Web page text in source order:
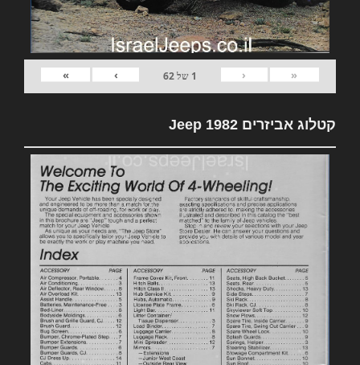
«
‹
1 של62
›
»
קטלוג אביזרים 1982 Jeep